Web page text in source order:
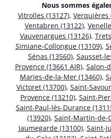
Nous sommes
Vitrolles (13127), Verquières
Ventabren (13122),
Vauvenargues (13126),
Simiane-Collongue (13109),
Sénas (13560), Sausset-
Provence (13661 AIR), Salon-
Maries-de-la-Mer (13460),
Victoret (13700), Saint-
Provence (13210), Saint-
Saint-Paul-lès-Durance
(13920), Saint-Martin-de-
Jaumegarde (13100), Saint-